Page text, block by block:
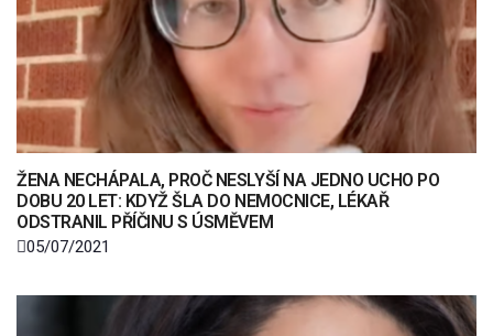
ŽENA NECHÁPALA, PROČ NESLYŠÍ NA JEDNO UCHO PO
DOBU 20 LET: KDYŽ ŠLA DO NEMOCNICE, LÉKAŘ
ODSTRANIL PŘÍČINU S ÚSMĚVEM
05/07/2021